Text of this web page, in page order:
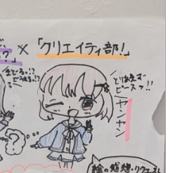
読みたい本が
見つかる